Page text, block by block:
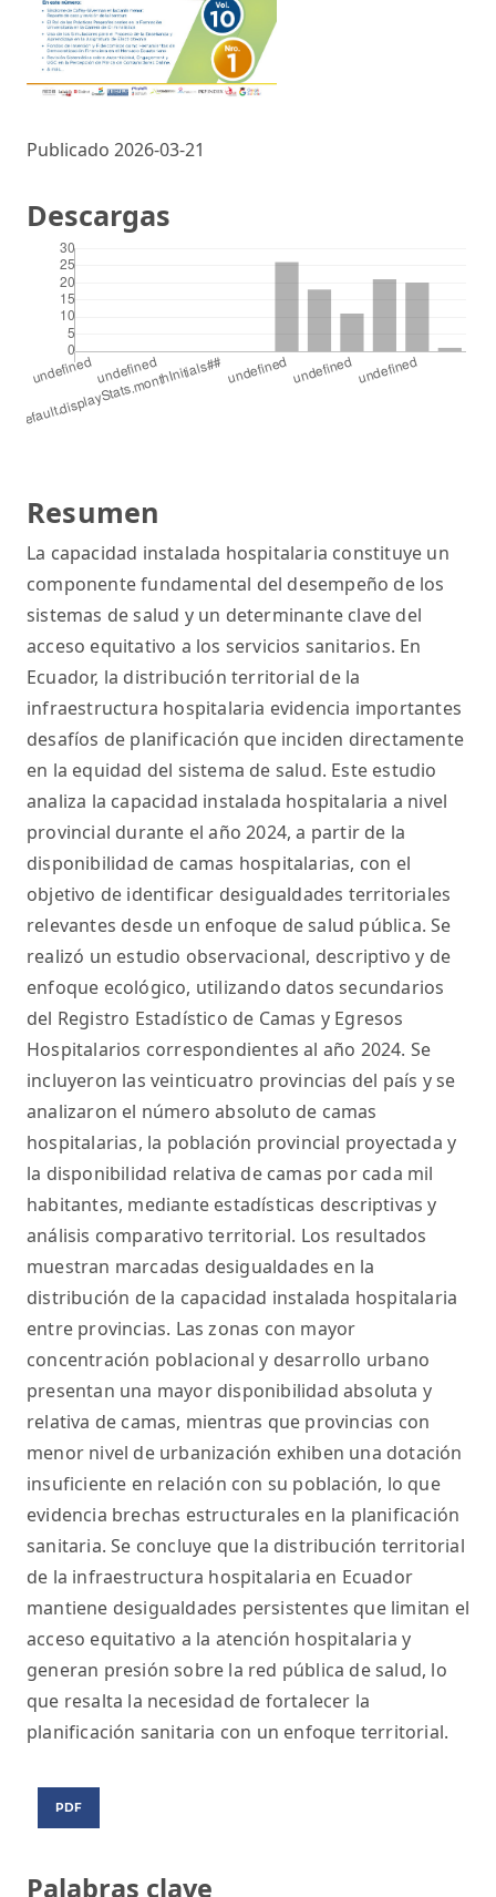
Publicado 2026-03-21
Palabras clave
Resumen
La capacidad instalada hospitalaria constituye un
componente fundamental del desempeño de los
sistemas de salud y un determinante clave del
acceso equitativo a los servicios sanitarios. En
Ecuador, la distribución territorial de la
infraestructura hospitalaria evidencia importantes
desafíos de planificación que inciden directamente
en la equidad del sistema de salud. Este estudio
analiza la capacidad instalada hospitalaria a nivel
provincial durante el año 2024, a partir de la
disponibilidad de camas hospitalarias, con el
objetivo de identificar desigualdades territoriales
relevantes desde un enfoque de salud pública. Se
realizó un estudio observacional, descriptivo y de
enfoque ecológico, utilizando datos secundarios
del Registro Estadístico de Camas y Egresos
Hospitalarios correspondientes al año 2024. Se
incluyeron las veinticuatro provincias del país y se
analizaron el número absoluto de camas
hospitalarias, la población provincial proyectada y
la disponibilidad relativa de camas por cada mil
habitantes, mediante estadísticas descriptivas y
análisis comparativo territorial. Los resultados
muestran marcadas desigualdades en la
distribución de la capacidad instalada hospitalaria
entre provincias. Las zonas con mayor
concentración poblacional y desarrollo urbano
presentan una mayor disponibilidad absoluta y
relativa de camas, mientras que provincias con
menor nivel de urbanización exhiben una dotación
insuficiente en relación con su población, lo que
evidencia brechas estructurales en la planificación
sanitaria. Se concluye que la distribución territorial
de la infraestructura hospitalaria en Ecuador
mantiene desigualdades persistentes que limitan el
acceso equitativo a la atención hospitalaria y
generan presión sobre la red pública de salud, lo
que resalta la necesidad de fortalecer la
planificación sanitaria con un enfoque territorial.
PDF
Descargas